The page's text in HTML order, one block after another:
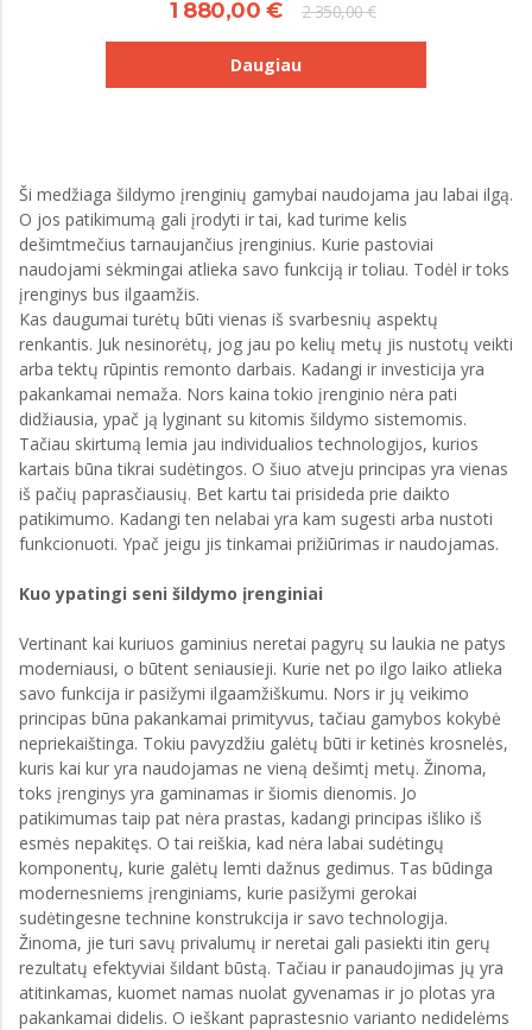
1 880,00 € 2 350,00 €
Daugiau
Ši medžiaga šildymo įrenginių gamybai naudojama jau labai ilgą.
O jos patikimumą gali įrodyti ir tai, kad turime kelis
dešimtmečius tarnaujančius įrenginius. Kurie pastoviai
naudojami sėkmingai atlieka savo funkciją ir toliau. Todėl ir toks
įrenginys bus ilgaamžis.
Kas daugumai turėtų būti vienas iš svarbesnių aspektų
renkantis. Juk nesinorėtų, jog jau po kelių metų jis nustotų veikti
arba tektų rūpintis remonto darbais. Kadangi ir investicija yra
pakankamai nemaža. Nors kaina tokio įrenginio nėra pati
didžiausia, ypač ją lyginant su kitomis šildymo sistemomis.
Tačiau skirtumą lemia jau individualios technologijos, kurios
kartais būna tikrai sudėtingos. O šiuo atveju principas yra vienas
iš pačių paprasčiausių. Bet kartu tai prisideda prie daikto
patikimumo. Kadangi ten nelabai yra kam sugesti arba nustoti
funkcionuoti. Ypač jeigu jis tinkamai prižiūrimas ir naudojamas.
Kuo ypatingi seni šildymo įrenginiai
Vertinant kai kuriuos gaminius neretai pagyrų su laukia ne patys
moderniausi, o būtent seniausieji. Kurie net po ilgo laiko atlieka
savo funkcija ir pasižymi ilgaamžiškumu. Nors ir jų veikimo
principas būna pakankamai primityvus, tačiau gamybos kokybė
nepriekaištinga. Tokiu pavyzdžiu galėtų būti ir ketinės krosnelės,
kuris kai kur yra naudojamas ne vieną dešimtį metų. Žinoma,
toks įrenginys yra gaminamas ir šiomis dienomis. Jo
patikimumas taip pat nėra prastas, kadangi principas išliko iš
esmės nepakitęs. O tai reiškia, kad nėra labai sudėtingų
komponentų, kurie galėtų lemti dažnus gedimus. Tas būdinga
modernesniems įrenginiams, kurie pasižymi gerokai
sudėtingesne technine konstrukcija ir savo technologija.
Žinoma, jie turi savų privalumų ir neretai gali pasiekti itin gerų
rezultatų efektyviai šildant būstą. Tačiau ir panaudojimas jų yra
atitinkamas, kuomet namas nuolat gyvenamas ir jo plotas yra
pakankamai didelis. O ieškant paprastesnio varianto nedidelėms